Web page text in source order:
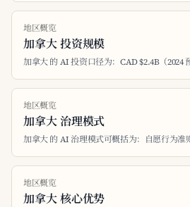
地区概览
加拿大 投资规模
加拿大 的 AI 投资口径为：CAD $2.4B（2024
地区概览
加拿大 治理模式
加拿大 的 AI 治理模式可概括为：自愿行为准
地区概览
加拿大 核心优势